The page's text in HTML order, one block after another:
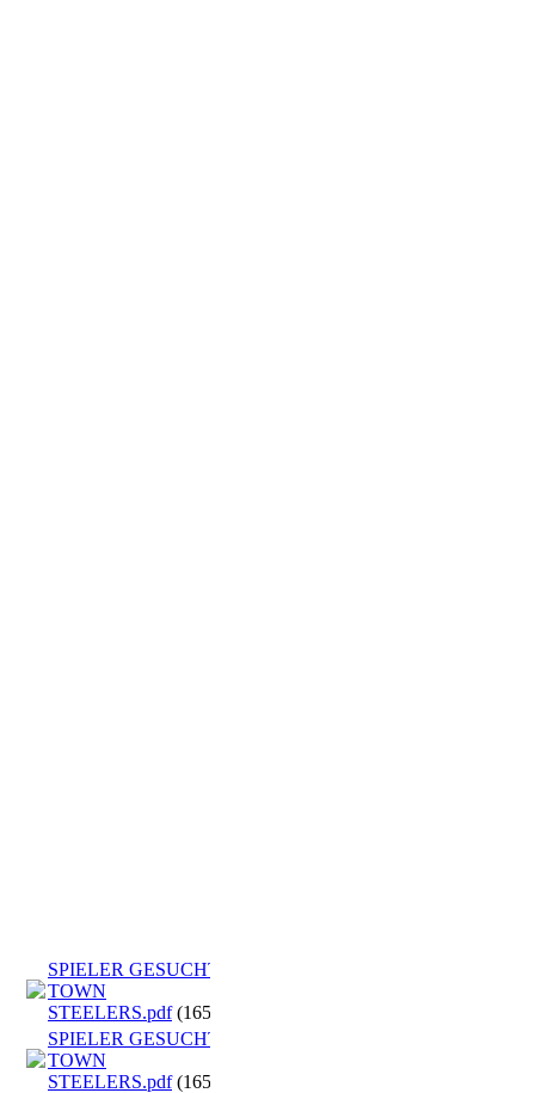
SPIELER GESUCHT D-
TOWN
STEELERS.pdf(165.09KB)
SPIELER GESUCHT D-
TOWN
STEELERS.pdf(165.09KB)